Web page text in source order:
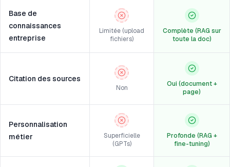
Base de
connaissances
entreprise
Limitée (upload
fichiers)
Complète (RAG sur
toute la doc)
Citation des sources
Non
Oui (document +
page)
Personnalisation
métier
Superficielle
(GPTs)
Profonde (RAG +
fine-tuning)